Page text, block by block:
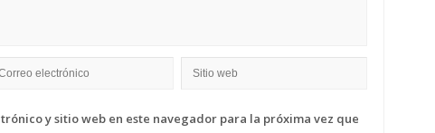
y sitio web en este navegador para la próxima vez que